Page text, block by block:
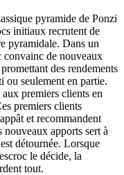
pyramide de Ponzi
initiaux recrutent de
pyramidale. Dans un
convainc de nouveaux
des rendements
ou seulement en partie.
premiers clients en
premiers clients
et recommandent
nouveaux apports sert à
détournée. Lorsque
le décide, la
tout.